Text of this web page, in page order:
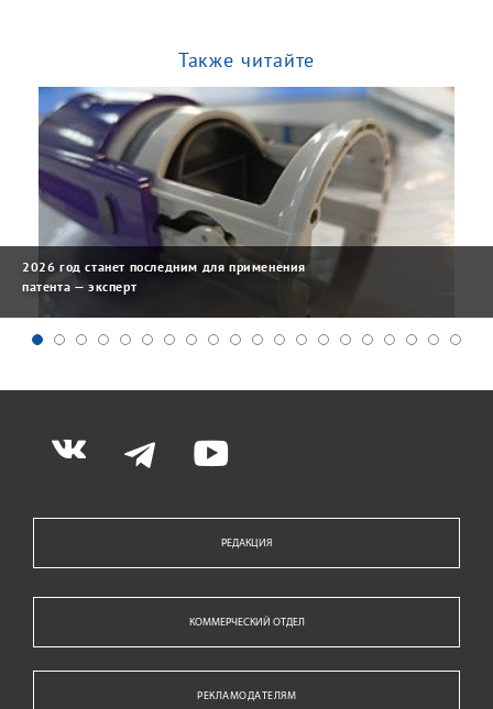
Также читайте
2026 год станет последним для применения
патента — эксперт
РЕДАКЦИЯ
КОММЕРЧЕСКИЙ ОТДЕЛ
РЕКЛАМОДАТЕЛЯМ